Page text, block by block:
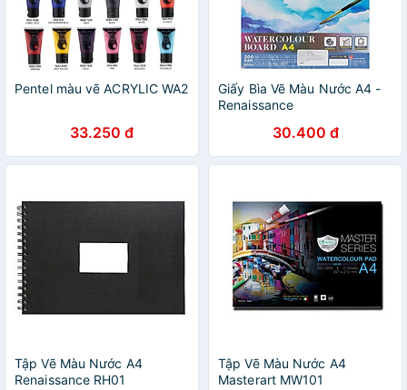
Pentel màu vẽ ACRYLIC WA2
33.250 đ
Giấy Bìa Vẽ Màu Nước A4 -
Renaissance
30.400 đ
Tập Vẽ Màu Nước A4
Renaissance RH01
Tập Vẽ Màu Nước A4
Masterart MW101